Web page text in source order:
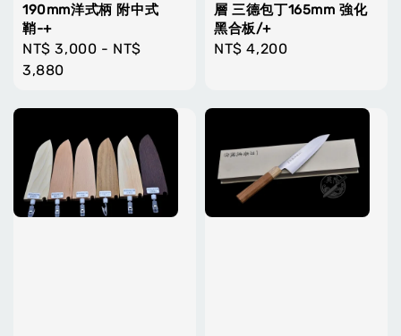
190mm洋式柄 附中式
鞘-+
Regular
price
NT$ 3,000 - NT$
3,880
層 三德包丁165mm 強化
黑合板/+
Regular
NT$ 4,200